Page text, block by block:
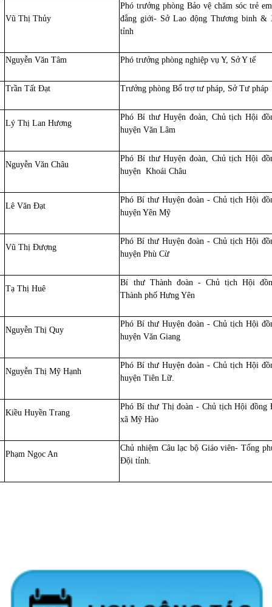
Vũ Thị Thủy
Phó trưởng phòng Bảo vệ chăm sóc trẻ
đẳng giới- Sở Lao động Thương binh &
tỉnh
Nguyễn Văn Tâm Phó trưởng phòng nghiệp vụ Y, Sở Y tế
Trần Tất Đạt Trưởng phòng Bổ trợ tư pháp, Sở Tư pháp
Lý Thị Lan Hương
Phó Bí thư Huyện đoàn, Chủ tịch Hội
huyện Văn Lâm
Nguyễn Văn Châu
Phó Bí thư Huyện đoàn, Chủ tịch Hội
huyện Khoái Châu
Lê Văn Đạt
Phó Bí thư Huyện đoàn - Chủ tịch Hội
huyện Yên Mỹ
Vũ Thị Đượng
Phó Bí thư Huyện đoàn - Chủ tịch Hội
huyện Phù Cừ
Tạ Thị Huê
Bí thư Thành đoàn - Chủ tịch Hội
Thành phố Hưng Yên
Nguyễn Thị Quy
Phó Bí thư Huyện đoàn - Chủ tịch Hội
huyện Văn Giang
Nguyễn Thị Mỹ Hạnh
Phó Bí thư Huyện đoàn - Chủ tịch Hội
huyện Tiên Lữ.
Kiều Huyền Trang
Phó Bí thư Thị đoàn - Chủ tịch Hội đồng
xã Mỹ Hào
Phạm Ngọc An
Chủ nhiệm Câu lạc bộ Giáo viên- Tổng
Đội tỉnh.